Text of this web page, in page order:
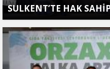
SULKENT’TE HAK